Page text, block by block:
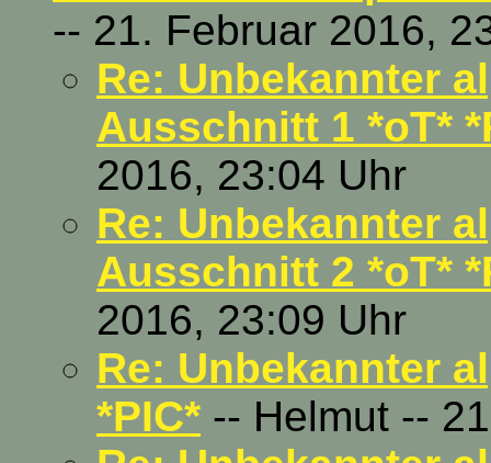
-- 21. Februar 2016,
Re: Unbekannter
Ausschnitt 1 *oT*
2016, 23:04 Uhr
Re: Unbekannter
Ausschnitt 2 *oT*
2016, 23:09 Uhr
Re: Unbekannter
*PIC* -- Helmut --